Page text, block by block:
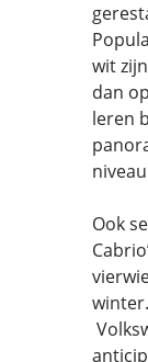
wit
dan
leren
Ook